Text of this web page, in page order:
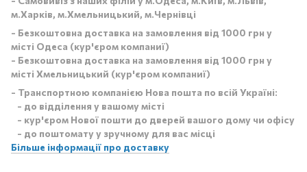
м.Харків, м.Хмельницький, м.Чернівці
- Безкоштовна доставка на замовлення від 1000 грн у
місті Одеса (кур'єром компаниї)
- Безкоштовна доставка на замовлення від 1000 грн у
місті Хмельницький (кур'єром компаниї)
- Транспортною компанією Нова пошта по всій Україні:
- до відділення у вашому місті
- кур'єром Нової пошти до дверей вашого дому чи офісу
- до поштомату у зручному для вас місці
Більше інформації про доставку